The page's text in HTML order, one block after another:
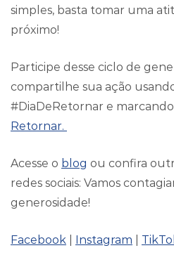
simples, basta tomar uma
próximo!
Participe desse ciclo de
compartilhe sua ação
#DiaDeRetornar e
Retornar.
Acesse o blog ou confira
redes sociais: Vamos
generosidade!
Facebook Instagram